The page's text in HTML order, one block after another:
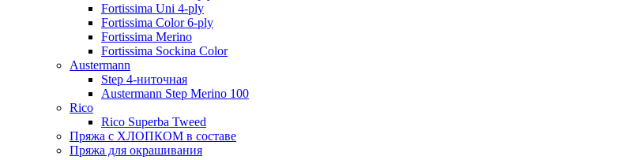
Fortissima Uni 4-ply
Fortissima Color 6-ply
Fortissima Merino
Fortissima Sockina Color
Austermann
Step 4-ниточная
Austermann Step Merino 100
Rico
Rico Superba Tweed
Пряжа с ХЛОПКОМ в составе
Пряжа для окрашивания